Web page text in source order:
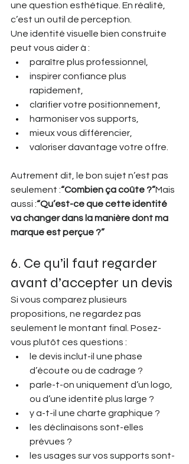
une question esthétique. En réalité,
c’est un outil de perception.
Une identité visuelle bien construite
peut vous aider à :
paraître plus professionnel,
inspirer confiance plus
rapidement,
clarifier votre positionnement,
harmoniser vos supports,
mieux vous différencier,
valoriser davantage votre offre.
Autrement dit, le bon sujet n’est pas
seulement :“Combien ça coûte ?”Mais
aussi :“Qu’est-ce que cette identité
va changer dans la manière dont ma
marque est perçue ?”
6. Ce qu’il faut regarder
avant d’accepter un devis
Si vous comparez plusieurs
propositions, ne regardez pas
seulement le montant final. Posez-
vous plutôt ces questions :
le devis inclut-il une phase
d’écoute ou de cadrage ?
parle-t-on uniquement d’un logo,
ou d’une identité plus large ?
y a-t-il une charte graphique ?
les déclinaisons sont-elles
prévues ?
les usages sur vos supports sont-